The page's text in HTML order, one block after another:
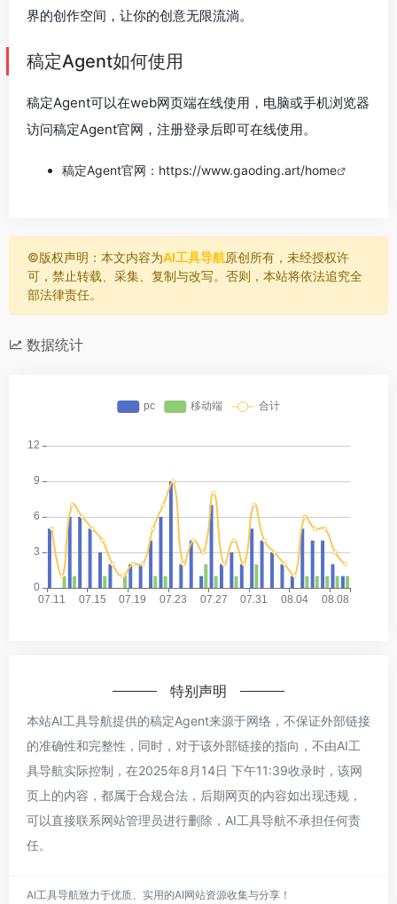
界的创作空间，让你的创意无限流淌。
稿定Agent如何使用
稿定Agent可以在web网页端在线使用，电脑或手机浏览器
访问稿定Agent官网，注册登录后即可在线使用。
稿定Agent官网： https://www.gaoding.art/home
©️版权声明：本文内容为AI工具导航原创所有，未经授权许
可，禁止转载、采集、复制与改写。否则，本站将依法追究全
部法律责任。
数据统计
特别声明
本站AI工具导航提供的稿定Agent来源于网络，不保证外部链接
的准确性和完整性，同时，对于该外部链接的指向，不由AI工
具导航实际控制，在2025年8月14日 下午11:39收录时，该网
页上的内容，都属于合规合法，后期网页的内容如出现违规，
可以直接联系网站管理员进行删除，AI工具导航不承担任何责
任。
AI工具导航致力于优质、实用的AI网站资源收集与分享！